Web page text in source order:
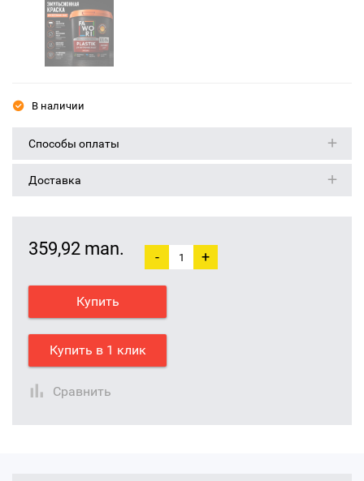
В наличии
Способы оплаты
Доставка
359,92 man. - +
Купить
Купить в 1 клик
Сравнить